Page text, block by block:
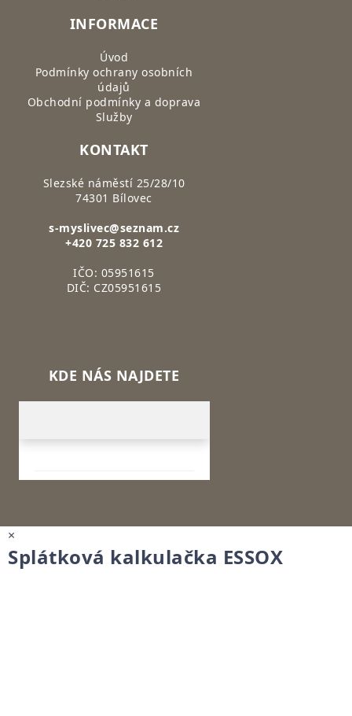
INFORMACE
Úvod
Podmínky ochrany osobních
údajů
Obchodní podmínky a doprava
Služby
KONTAKT
Slezské náměstí 25/28/10
74301 Bílovec
s-myslivec@seznam.cz
+420 725 832 612
IČO: 05951615
DIČ: CZ05951615
KDE NÁS NAJDETE
×
Splátková kalkulačka ESSOX